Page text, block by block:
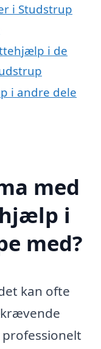
i Studstrup
i de
i andre dele
med
i
med?
kan ofte